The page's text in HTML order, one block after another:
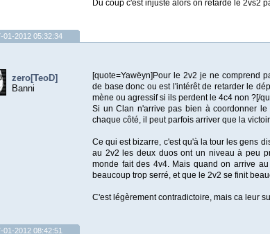
Du coup c'est injuste alors on retarde le 2vs2
01-2012 05:32:34
zero[TeoD]
Banni
[quote=Yawëyn]Pour le 2v2 je ne comprend
de base donc ou est l'intérêt de retarder le
mène ou agressif si ils perdent le 4c4 non ?[/
Si un Clan n'arrive pas bien à coordonner
chaque côté, il peut parfois arriver que la
Ce qui est bizarre, c'est qu'à la tour les gens
au 2v2 les deux duos ont un niveau à peu
monde fait des 4v4. Mais quand on arrive
beaucoup trop serré, et que le 2v2 se finit
C'est légèrement contradictoire, mais ca leur
01-2012 08:42:51